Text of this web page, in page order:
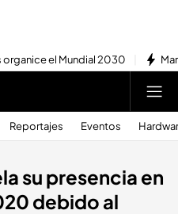
organice el Mundial 2030
Reportajes Eventos
su presencia en
debido al